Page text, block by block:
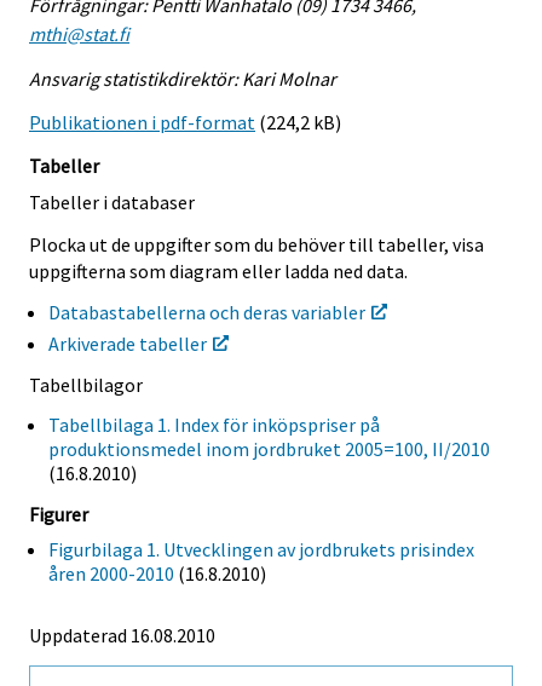
mthi@stat.fi
Ansvarig statistikdirektör: Kari Molnar
Publikationen i pdf-format (224,2 kB)
Tabeller
Tabeller i databaser
Plocka ut de uppgifter som du behöver till tabeller, visa
uppgifterna som diagram eller ladda ned data.
Databastabellerna och deras variabler
Arkiverade tabeller
Tabellbilagor
Tabellbilaga 1. Index för inköpspriser på
produktionsmedel inom jordbruket 2005=100, II/2010
(16.8.2010)
Figurer
Figurbilaga 1. Utvecklingen av jordbrukets prisindex
åren 2000-2010 (16.8.2010)
Uppdaterad 16.08.2010